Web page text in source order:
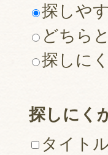
探しや
どちら
探しに
探しにく
タイト